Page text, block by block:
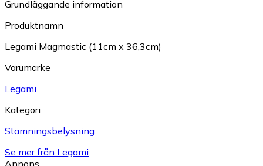
Grundläggande information
Produktnamn
Legami Magmastic (11cm x 36,3cm)
Varumärke
Legami
Kategori
Stämningsbelysning
Se mer från Legami
Annons